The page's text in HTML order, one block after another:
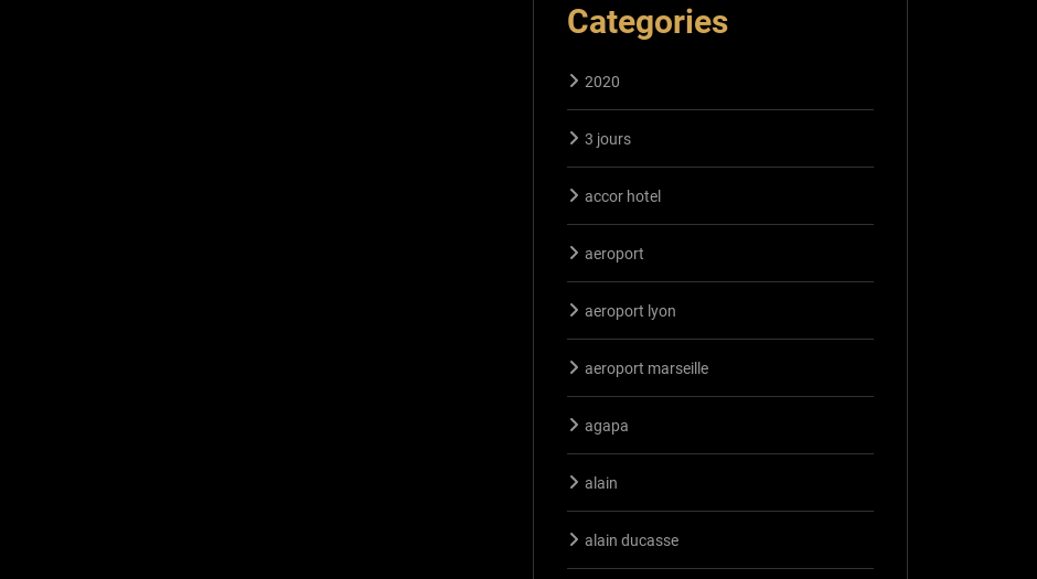
Categories
2020
3 jours
accor hotel
aeroport
aeroport lyon
aeroport marseille
agapa
alain
alain ducasse